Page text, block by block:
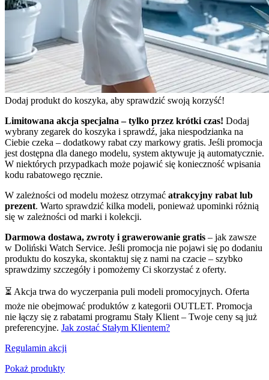
Dodaj produkt do koszyka, aby sprawdzić swoją korzyść!
Limitowana akcja specjalna – tylko przez krótki czas! Dodaj
wybrany zegarek do koszyka i sprawdź, jaka niespodzianka na
Ciebie czeka – dodatkowy rabat czy markowy gratis. Jeśli promocja
jest dostępna dla danego modelu, system aktywuje ją automatycznie.
W niektórych przypadkach może pojawić się konieczność wpisania
kodu rabatowego ręcznie.
W zależności od modelu możesz otrzymać atrakcyjny rabat lub
prezent. Warto sprawdzić kilka modeli, ponieważ upominki różnią
się w zależności od marki i kolekcji.
Darmowa dostawa, zwroty i grawerowanie gratis – jak zawsze
w Doliński Watch Service. Jeśli promocja nie pojawi się po dodaniu
produktu do koszyka, skontaktuj się z nami na czacie – szybko
sprawdzimy szczegóły i pomożemy Ci skorzystać z oferty.
⏳ Akcja trwa do wyczerpania puli modeli promocyjnych. Oferta
może nie obejmować produktów z kategorii OUTLET. Promocja
nie łączy się z rabatami programu Stały Klient – Twoje ceny są już
preferencyjne. Jak zostać Stałym Klientem?
Regulamin akcji
Pokaż produkty